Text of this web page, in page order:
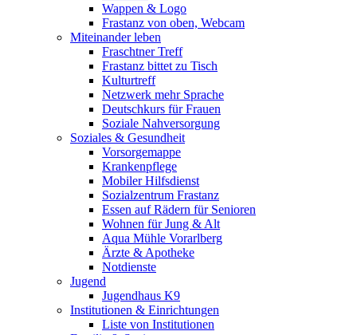
Wappen & Logo
Frastanz von oben, Webcam
Miteinander leben
Fraschtner Treff
Frastanz bittet zu Tisch
Kulturtreff
Netzwerk mehr Sprache
Deutschkurs für Frauen
Soziale Nahversorgung
Soziales & Gesundheit
Vorsorgemappe
Krankenpflege
Mobiler Hilfsdienst
Sozialzentrum Frastanz
Essen auf Rädern für Senioren
Wohnen für Jung & Alt
Aqua Mühle Vorarlberg
Ärzte & Apotheke
Notdienste
Jugend
Jugendhaus K9
Institutionen & Einrichtungen
Liste von Institutionen